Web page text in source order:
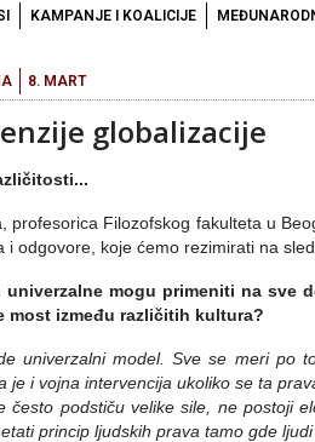
KAMPANJE I KOALICIJE
8. MART
globalizacije
profesorica Filozofskog fakulteta u
odgovore, koje ćemo rezimirati na
mogu primeniti na sve
most između različitih kultura?
univerzalni model. Sve se meri po
i vojna intervencija ukoliko se ta
podstiču velike sile, ne postoji
princip ljudskih prava tamo gde